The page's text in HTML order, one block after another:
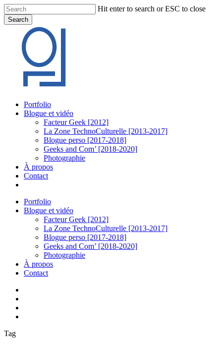
Skip
to
main
content
Hit enter to search or ESC to close
Search
Search
Menu
Portfolio
Blogue et vidéo
Facteur Geek [2012]
La Zone TechnoCulturelle [2013-2017]
Blogue perso [2017-2018]
Geeks and Com’ [2018-2020]
Photographie
À propos
Contact
Portfolio
Blogue et vidéo
Facteur Geek [2012]
La Zone TechnoCulturelle [2013-2017]
Blogue perso [2017-2018]
Geeks and Com’ [2018-2020]
Photographie
À propos
Contact
Tag